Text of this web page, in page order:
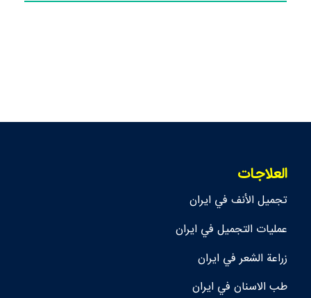
العلاجات
تجمیل الأنف في ايران
عمليات التجميل في ايران
زراعة الشعر في ايران
طب الاسنان في ايران